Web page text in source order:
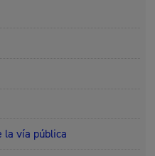
la vía pública